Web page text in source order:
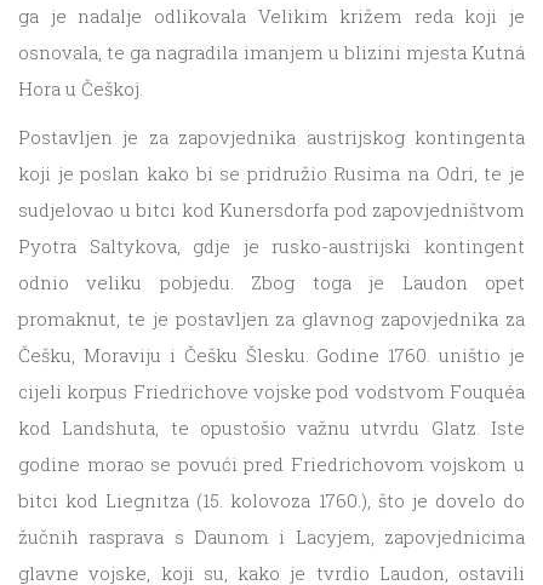
ga je nadalje odlikovala Velikim križem reda koji je
osnovala, te ga nagradila imanjem u blizini mjesta Kutná
Hora u Češkoj.
Postavljen je za zapovjednika austrijskog kontingenta
koji je poslan kako bi se pridružio Rusima na Odri, te je
sudjelovao u bitci kod Kunersdorfa pod zapovjedništvom
Pyotra Saltykova, gdje je rusko-austrijski kontingent
odnio veliku pobjedu. Zbog toga je Laudon opet
promaknut, te je postavljen za glavnog zapovjednika za
Češku, Moraviju i Češku Šlesku. Godine 1760. uništio je
cijeli korpus Friedrichove vojske pod vodstvom Fouquéa
kod Landshuta, te opustošio važnu utvrdu Glatz. Iste
godine morao se povući pred Friedrichovom vojskom u
bitci kod Liegnitza (15. kolovoza 1760.), što je dovelo do
žučnih rasprava s Daunom i Lacyjem, zapovjednicima
glavne vojske, koji su, kako je tvrdio Laudon, ostavili